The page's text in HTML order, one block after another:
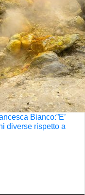
Bianco:”E’
diverse rispetto a